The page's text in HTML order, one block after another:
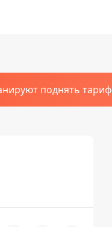
поднять тариф